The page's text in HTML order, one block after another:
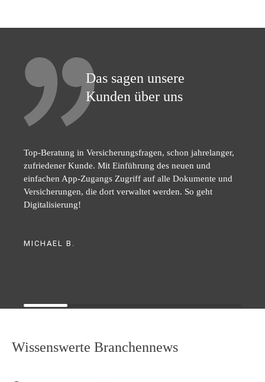
Das sagen unsere
Kunden über uns
Top-Beratung in Versicherungsfragen, schon jahrelanger,
zufriedener Kunde. Mit Einführung des neuen und
einfachen App-Zugangs Zugriff auf alle Dokumente und
Versicherungen, die dort verwaltet werden. So geht
Digitalisierung!
MICHAEL B.
Wissenswerte Branchennews